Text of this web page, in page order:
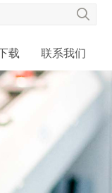
载 联系我们